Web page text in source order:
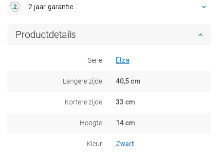
2 jaar garantie
Productdetails
Serie Elza
Langere zijde 40,5 cm
Kortere zijde 33 cm
Hoogte 14 cm
Kleur Zwart